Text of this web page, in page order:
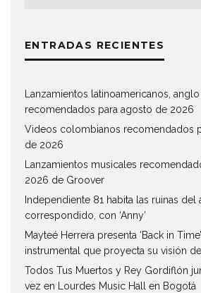
ENTRADAS RECIENTES
Lanzamientos latinoamericanos,
recomendados para agosto de 2026
Videos colombianos recomendados
de 2026
Lanzamientos musicales
2026 de Groover
Independiente 81 habita las ruinas del
correspondido, con ‘Anny’
Mayteé Herrera presenta ‘Back in
instrumental que proyecta su visión
Todos Tus Muertos y Rey Gordiflón
vez en Lourdes Music Hall en Bogotá